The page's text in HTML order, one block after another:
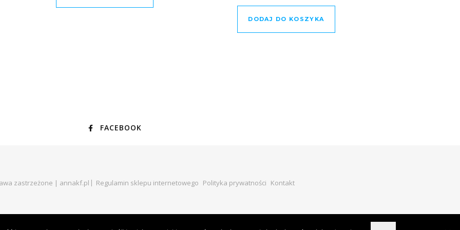
DODAJ DO KOSZYKA
FACEBOOK
zastrzeżone | annakf.pl Regulamin sklepu internetowego Polityka prywatności Kontakt